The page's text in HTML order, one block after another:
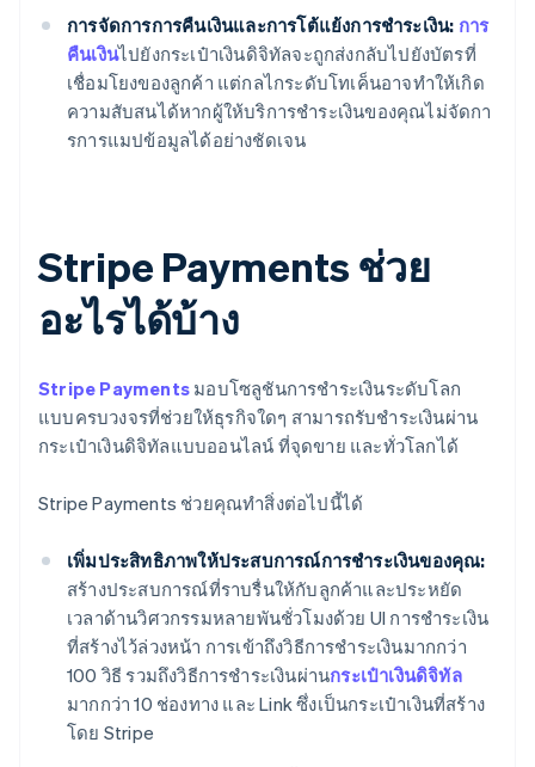
การจัดการการคืนเงินและการโต้แย้งการชำระเงิน: การ
คืนเงินไปยังกระเป๋าเงินดิจิทัลจะถูกส่งกลับไปยังบัตรที่
เชื่อมโยงของลูกค้า แต่กลไกระดับโทเค็นอาจทำให้เกิด
ความสับสนได้หากผู้ให้บริการชำระเงินของคุณไม่จัดกา
รการแมปข้อมูลได้อย่างชัดเจน
Stripe Payments ช่วย
อะไรได้บ้าง
Stripe Payments มอบโซลูชันการชำระเงินระดับโลก
แบบครบวงจรที่ช่วยให้ธุรกิจใดๆ สามารถรับชำระเงินผ่าน
กระเป๋าเงินดิจิทัลแบบออนไลน์ ที่จุดขาย และทั่วโลกได้
Stripe Payments ช่วยคุณทำสิ่งต่อไปนี้ได้
เพิ่มประสิทธิภาพให้ประสบการณ์การชำระเงินของคุณ:
สร้างประสบการณ์ที่ราบรื่นให้กับลูกค้าและประหยัด
เวลาด้านวิศวกรรมหลายพันชั่วโมงด้วย UI การชำระเงิน
ที่สร้างไว้ล่วงหน้า การเข้าถึงวิธีการชำระเงินมากกว่า
100 วิธี รวมถึงวิธีการชำระเงินผ่านกระเป๋าเงินดิจิทัล
มากกว่า 10 ช่องทาง และ Link ซึ่งเป็นกระเป๋าเงินที่สร้าง
โดย Stripe